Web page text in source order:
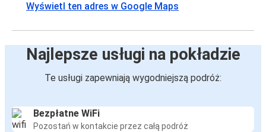
Wyświetl ten adres w Google Maps
Najlepsze usługi na pokładzie
Te usługi zapewniają wygodniejszą podróż:
Bezpłatne WiFi
Pozostań w kontakcie przez całą podróż